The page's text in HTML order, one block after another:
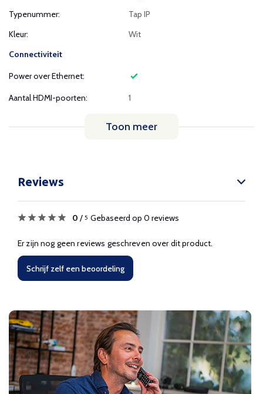
Typenummer:
Tap IP
Kleur:
Wit
Connectiviteit
Power over Ethernet:
Aantal HDMI-poorten: 1
Toon meer
Reviews
0 / 5 Gebaseerd op 0 reviews
Er zijn nog geen reviews geschreven over dit product.
Schrijf zelf een beoordeling